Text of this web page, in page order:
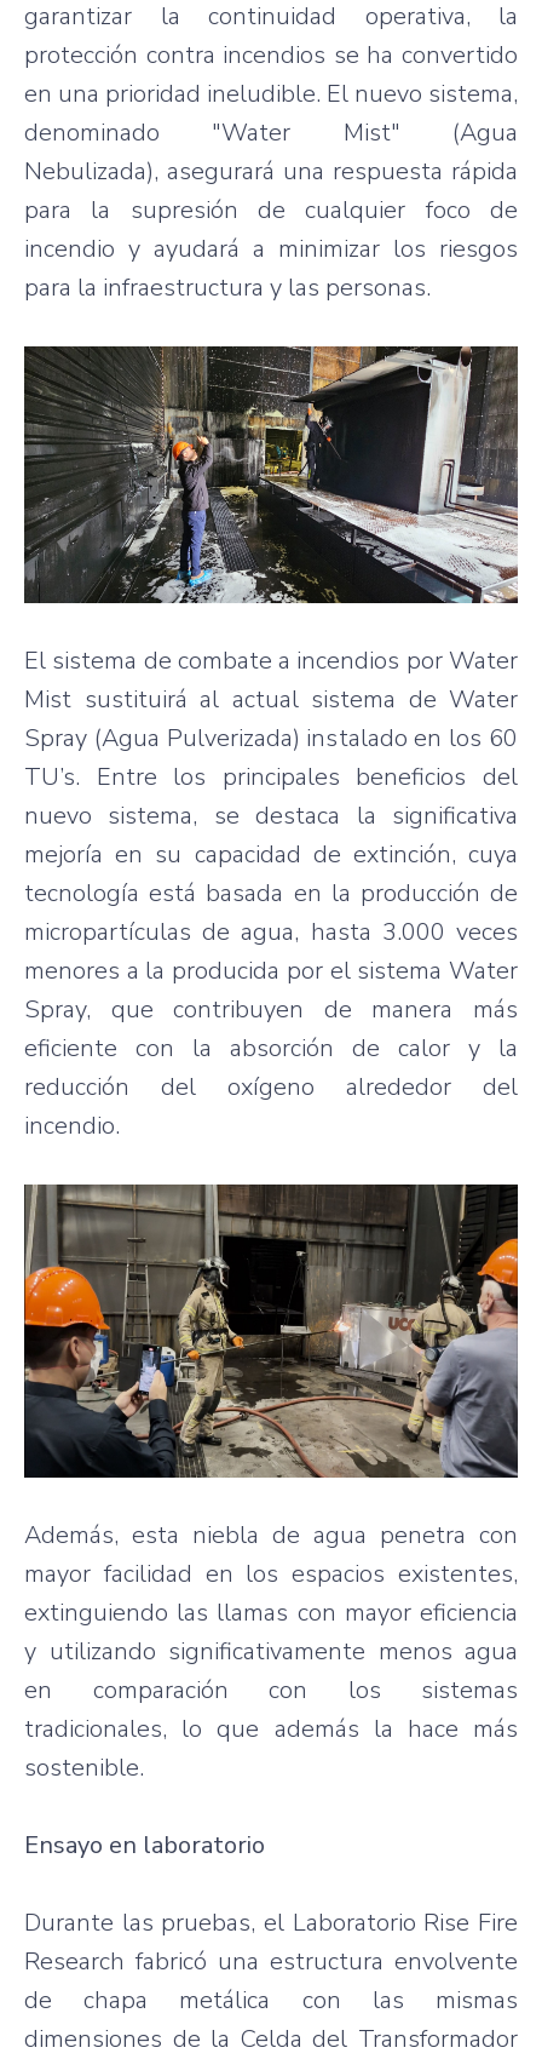
garantizar la continuidad operativa, la
protección contra incendios se ha convertido
en una prioridad ineludible. El nuevo sistema,
denominado "Water Mist" (Agua
Nebulizada), asegurará una respuesta rápida
para la supresión de cualquier foco de
incendio y ayudará a minimizar los riesgos
para la infraestructura y las personas.
El sistema de combate a incendios por Water
Mist sustituirá al actual sistema de Water
Spray (Agua Pulverizada) instalado en los 60
TU’s. Entre los principales beneficios del
nuevo sistema, se destaca la significativa
mejoría en su capacidad de extinción, cuya
tecnología está basada en la producción de
micropartículas de agua, hasta 3.000 veces
menores a la producida por el sistema Water
Spray, que contribuyen de manera más
eficiente con la absorción de calor y la
reducción del oxígeno alrededor del
incendio.
Además, esta niebla de agua penetra con
mayor facilidad en los espacios existentes,
extinguiendo las llamas con mayor eficiencia
y utilizando significativamente menos agua
en comparación con los sistemas
tradicionales, lo que además la hace más
sostenible.
Ensayo en laboratorio
Durante las pruebas, el Laboratorio Rise Fire
Research fabricó una estructura envolvente
de chapa metálica con las mismas
dimensiones de la Celda del Transformador